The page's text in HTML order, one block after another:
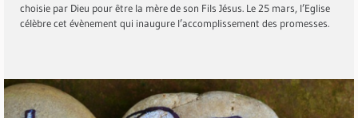
choisie par Dieu pour être la mère de son Fils Jésus. Le 25 mars, l’Eglise
célèbre cet évènement qui inaugure l’accomplissement des promesses.